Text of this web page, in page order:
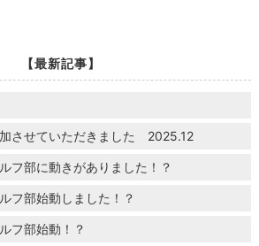
【最新記事】
させていただきました 2025.12
フ部に動きがありました！？
フ部始動しました！？
フ部始動！？